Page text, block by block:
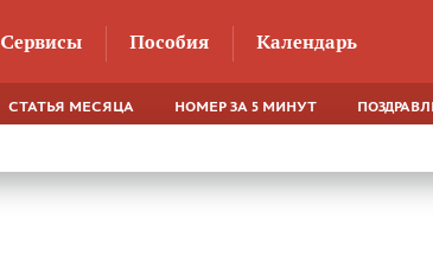
Сервисы Пособия Календарь
СТАТЬЯ МЕСЯЦА НОМЕР ЗА 5 МИНУТ